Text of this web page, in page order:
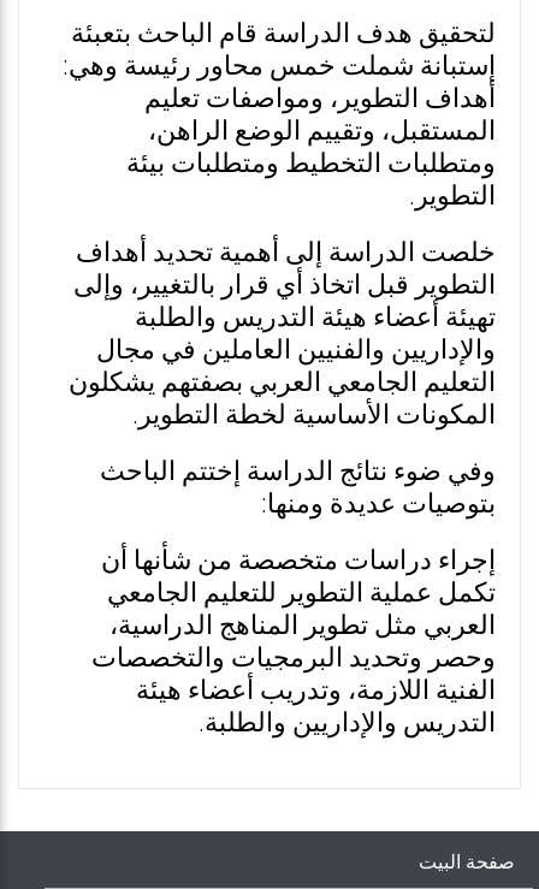
لتحقيق هدف الدراسة قام الباحث بتعبئة
إستبانة شملت خمس محاور رئيسة وهي:
أهداف التطوير، ومواصفات تعليم
المستقبل، وتقييم الوضع الراهن،
ومتطلبات التخطيط ومتطلبات بيئة
التطوير.
خلصت الدراسة إلى أهمية تحديد أهداف
التطوير قبل اتخاذ أي قرار بالتغيير، وإلى
تهيئة أعضاء هيئة التدريس والطلبة
والإداريين والفنيين العاملين في مجال
التعليم الجامعي العربي بصفتهم يشكلون
المكونات الأساسية لخطة التطوير.
وفي ضوء نتائج الدراسة إختتم الباحث
بتوصيات عديدة ومنها:
إجراء دراسات متخصصة من شأنها أن
تكمل عملية التطوير للتعليم الجامعي
العربي مثل تطوير المناهج الدراسية،
وحصر وتحديد البرمجيات والتخصصات
الفنية اللازمة، وتدريب أعضاء هيئة
التدريس والإداريين والطلبة.
صفحة البيت